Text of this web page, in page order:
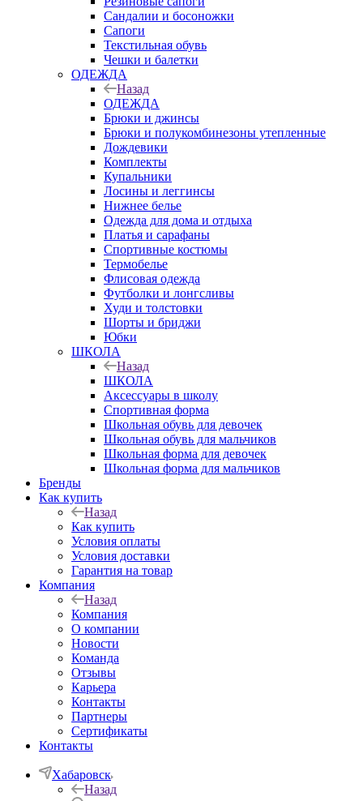
Сандалии и босоножки
Сапоги
Текстильная обувь
Чешки и балетки
ОДЕЖДА
Назад
ОДЕЖДА
Брюки и джинсы
Брюки и полукомбинезоны утепленные
Дождевики
Комплекты
Купальники
Лосины и леггинсы
Нижнее белье
Одежда для дома и отдыха
Платья и сарафаны
Спортивные костюмы
Термобелье
Флисовая одежда
Футболки и лонгсливы
Худи и толстовки
Шорты и бриджи
Юбки
ШКОЛА
Назад
ШКОЛА
Аксессуары в школу
Спортивная форма
Школьная обувь для девочек
Школьная обувь для мальчиков
Школьная форма для девочек
Школьная форма для мальчиков
Бренды
Как купить
Назад
Как купить
Условия оплаты
Условия доставки
Гарантия на товар
Компания
Назад
Компания
О компании
Новости
Команда
Отзывы
Карьера
Контакты
Партнеры
Сертификаты
Контакты
Хабаровск
Назад